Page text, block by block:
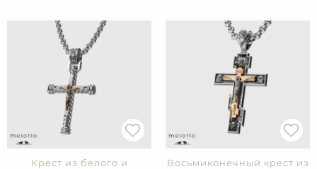
Крест из белого и
Восьмиконечный крест из